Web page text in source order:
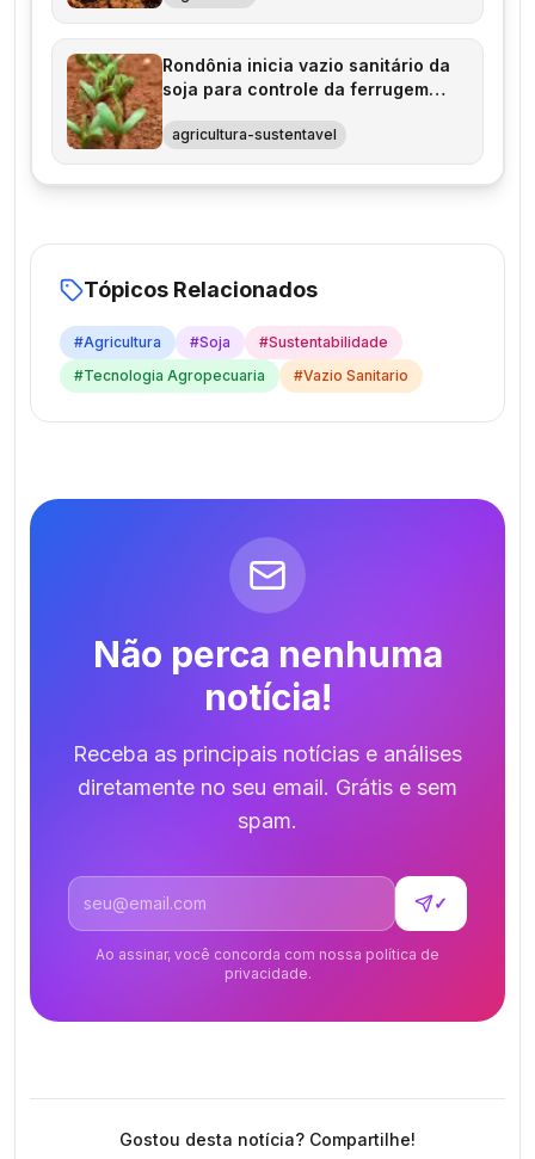
Rondônia inicia vazio sanitário da
soja para controle da ferrugem
agricultura-sustentavel
Tópicos Relacionados
#Agricultura #Soja #Sustentabilidade
#Tecnologia Agropecuaria #Vazio Sanitario
Não perca nenhuma
notícia!
Receba as principais notícias e análises
diretamente no seu email. Grátis e sem
spam.
Endereço de email
✓
Ao assinar, você concorda com nossa política de
privacidade.
Gostou desta notícia? Compartilhe!